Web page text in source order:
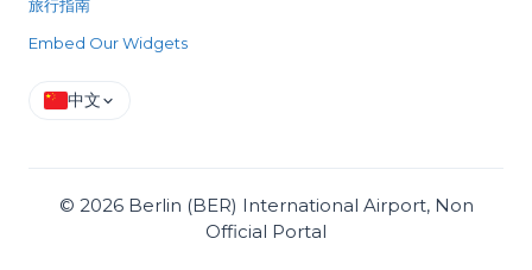
旅行指南
Embed Our Widgets
中文
© 2026Berlin (BER) International Airport, Non
Official Portal